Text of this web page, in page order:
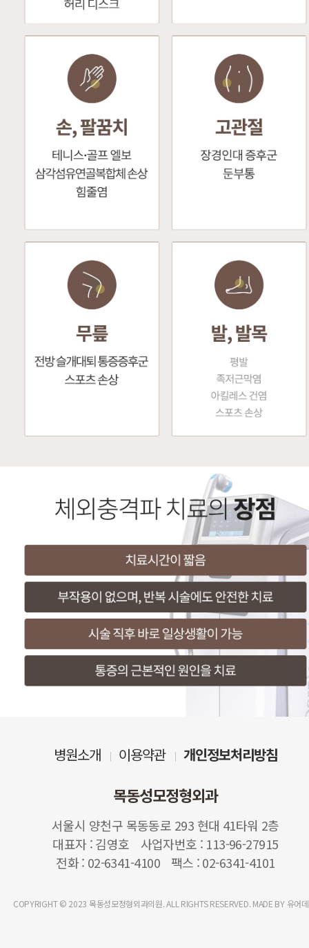
병원소개 이용약관 개인정보처리방침
목동성모정형외과
서울시 양천구 목동동로 293 현대 41타워 2층
대표자 김영호 사업자번호 113-96-27915
전화 02-6341-4100 팩스 02-6341-4101
COPYRIGHT © 2023 목동성모정형외과의원. ALL RIGHTS RESERVED. MADE BY 유어